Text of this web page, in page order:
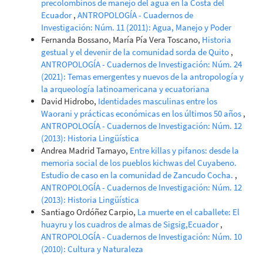
precolombinos de manejo del agua en la Costa del
Ecuador, ANTROPOLOGÍA - Cuadernos de
Investigación: Núm. 11 (2011): Agua, Manejo y Poder
Fernanda Bossano, María Pía Vera Toscano, Historia
gestual y el devenir de la comunidad sorda de Quito ,
ANTROPOLOGÍA - Cuadernos de Investigación: Núm. 24
(2021): Temas emergentes y nuevos de la antropología y
la arqueología latinoamericana y ecuatoriana
David Hidrobo, Identidades masculinas entre los
Waorani y prácticas económicas en los últimos 50 años ,
ANTROPOLOGÍA - Cuadernos de Investigación: Núm. 12
(2013): Historia Lingüística
Andrea Madrid Tamayo, Entre killas y pifanos: desde la
memoria social de los pueblos kichwas del Cuyabeno.
Estudio de caso en la comunidad de Zancudo Cocha. ,
ANTROPOLOGÍA - Cuadernos de Investigación: Núm. 12
(2013): Historia Lingüística
Santiago Ordóñez Carpio, La muerte en el caballete: El
huayru y los cuadros de almas de Sigsig,Ecuador,
ANTROPOLOGÍA - Cuadernos de Investigación: Núm. 10
(2010): Cultura y Naturaleza